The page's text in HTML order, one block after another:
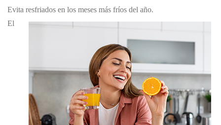
Evita resfriados en los meses más fríos del año.
El